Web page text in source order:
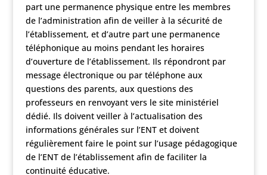
part une permanence physique entre les membres
de l’administration afin de veiller à la sécurité de
l’établissement, et d’autre part une permanence
téléphonique au moins pendant les horaires
d’ouverture de l’établissement. Ils répondront par
message électronique ou par téléphone aux
questions des parents, aux questions des
professeurs en renvoyant vers le site ministériel
dédié. Ils doivent veiller à l’actualisation des
informations générales sur l’ENT et doivent
régulièrement faire le point sur l’usage pédagogique
de l’ENT de l’établissement afin de faciliter la
continuité éducative.